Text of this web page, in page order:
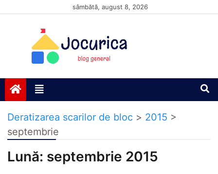
sâmbătă, august 8, 2026
Jocurică blog
Deratizarea scarilor de bloc > 2015 >
septembrie
Lună: septembrie 2015